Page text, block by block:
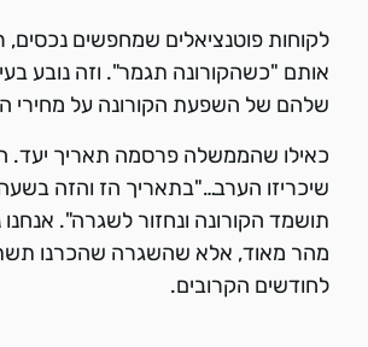
לקוחות פוטנציאלים שמחפשים נכסים,
אותם "כשהקורונה תגמר". וזה נובע
שלהם של השפעת הקורונה על מחירי
כאילו שהממשלה פרסמה תאריך יעד.
תושמד הקורונה ונחזור לשגרה".
מהר מאוד, אלא שהשגרה שהכרנו
לחודשים הקרובים.